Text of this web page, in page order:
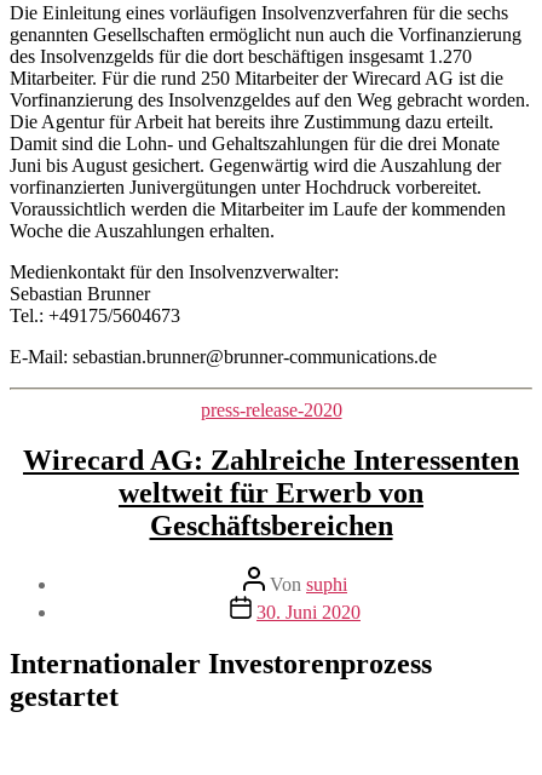
Die Einleitung eines vorläufigen Insolvenzverfahren für die sechs
genannten Gesellschaften ermöglicht nun auch die Vorfinanzierung
des Insolvenzgelds für die dort beschäftigen insgesamt 1.270
Mitarbeiter. Für die rund 250 Mitarbeiter der Wirecard AG ist die
Vorfinanzierung des Insolvenzgeldes auf den Weg gebracht worden.
Die Agentur für Arbeit hat bereits ihre Zustimmung dazu erteilt.
Damit sind die Lohn- und Gehaltszahlungen für die drei Monate
Juni bis August gesichert. Gegenwärtig wird die Auszahlung der
vorfinanzierten Junivergütungen unter Hochdruck vorbereitet.
Voraussichtlich werden die Mitarbeiter im Laufe der kommenden
Woche die Auszahlungen erhalten.
Medienkontakt für den Insolvenzverwalter:
Sebastian Brunner
Tel.: +49175/5604673
E-Mail: sebastian.brunner@brunner-communications.de
Kategorien
press-release-2020
Wirecard AG: Zahlreiche Interessenten
weltweit für Erwerb von
Geschäftsbereichen
Beitragsautor
Von suphi
Veröffentlichungsdatum
30. Juni 2020
Internationaler Investorenprozess
gestartet